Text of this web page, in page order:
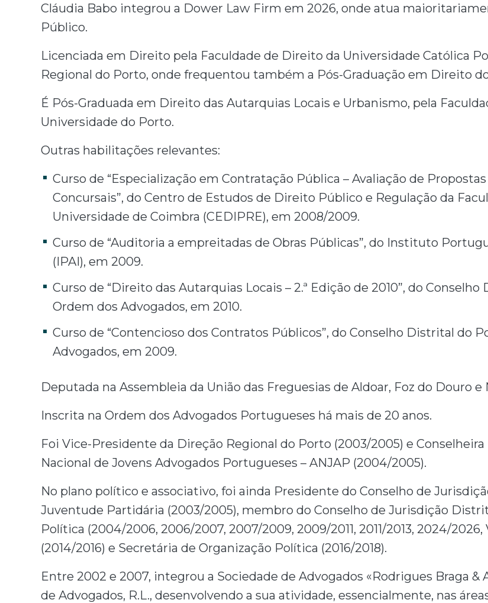
Cláudia Babo integrou a Dower Law Firm em 2026, onde atua
Público.
Licenciada em Direito pela Faculdade de Direito da Universidade Católica
Regional do Porto, onde frequentou também a Pós-Graduação em Direito
É Pós-Graduada em Direito das Autarquias Locais e Urbanismo, pela
Universidade do Porto.
Outras habilitações relevantes:
Curso de “Especialização em Contratação Pública – Avaliação de
Concursais”, do Centro de Estudos de Direito Público e Regulação da
Universidade de Coimbra (CEDIPRE), em 2008/2009.
Curso de “Auditoria a empreitadas de Obras Públicas”, do Instituto
(IPAI), em 2009.
Curso de “Direito das Autarquias Locais – 2.ª Edição de 2010”, do
Ordem dos Advogados, em 2010.
Curso de “Contencioso dos Contratos Públicos”, do Conselho Distrital do
Advogados, em 2009.
Deputada na Assembleia da União das Freguesias de Aldoar, Foz do Douro e
Inscrita na Ordem dos Advogados Portugueses há mais de 20 anos.
Foi Vice-Presidente da Direção Regional do Porto (2003/2005) e Conselheira
Nacional de Jovens Advogados Portugueses – ANJAP (2004/2005).
No plano político e associativo, foi ainda Presidente do Conselho de
Juventude Partidária (2003/2005), membro do Conselho de Jurisdição
Política (2004/2006, 2006/2007, 2007/2009, 2009/2011, 2011/2013, 2024/
(2014/2016) e Secretária de Organização Política (2016/2018).
Entre 2002 e 2007, integrou a Sociedade de Advogados «Rodrigues Braga &
de Advogados, R.L., desenvolvendo a sua atividade, essencialmente, nas